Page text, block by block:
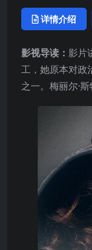
详情介绍
影视导读： 影片
工，她原本对政
之一。梅丽尔·